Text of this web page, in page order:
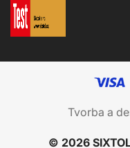
Tvorba a
© 2026